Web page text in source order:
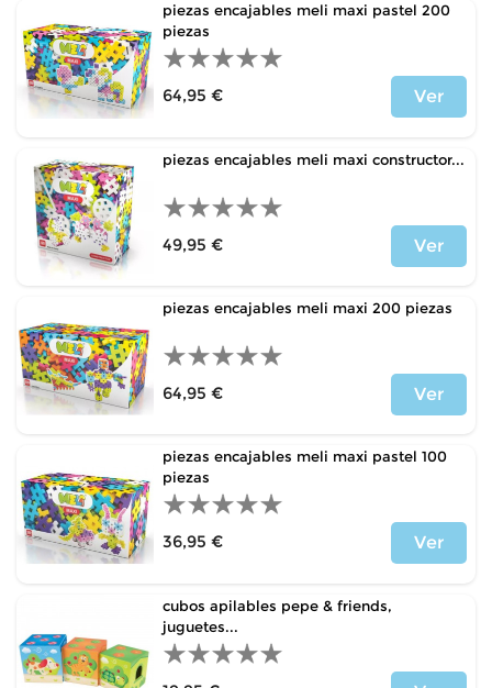
piezas encajables meli maxi pastel 200
piezas
64,95 €
Ver
piezas encajables meli maxi constructor...
49,95 €
Ver
piezas encajables meli maxi 200 piezas
64,95 €
Ver
piezas encajables meli maxi pastel 100
piezas
36,95 €
Ver
cubos apilables pepe & friends,
juguetes...